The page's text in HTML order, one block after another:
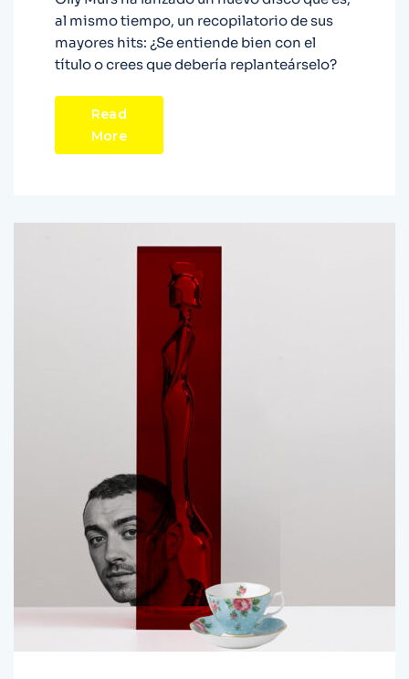
al mismo tiempo, un recopilatorio de sus
mayores hits: ¿Se entiende bien con el
título o crees que debería replanteárselo?
Read
More